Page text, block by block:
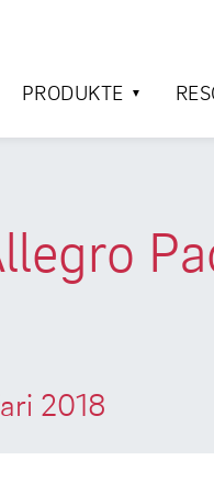
PRODUKTE
2018